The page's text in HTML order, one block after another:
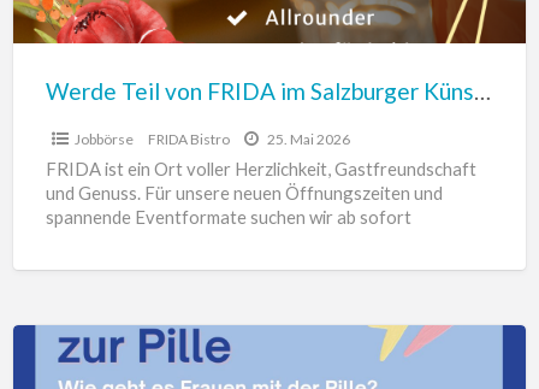
Küche,
Service/Schank
Werde Teil von FRIDA im Salzburger Künstlerhaus! Küche, Service/Schank
Jobbörse FRIDA Bistro 25. Mai 2026
FRIDA ist ein Ort voller Herzlichkeit, Gastfreundschaft
und Genuss. Für unsere neuen Öffnungszeiten und
spannende Eventformate suchen wir ab sofort
Teilnehmerinnen